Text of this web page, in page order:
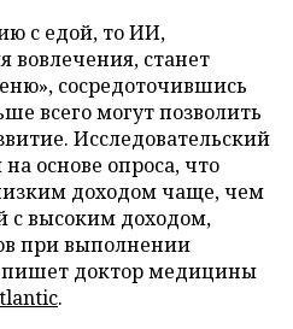
с едой, то ИИ,
станет
сосредоточившись
всего могут позволить
Исследовательский
основе опроса, что
доходом чаще, чем
с высоким доходом,
при выполнении
доктор медицины
.